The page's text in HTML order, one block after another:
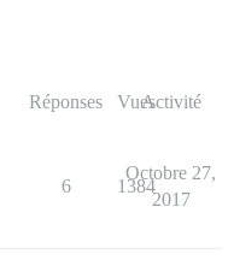
Réponses VuesActivité
6 1384
Octobre 27,
2017